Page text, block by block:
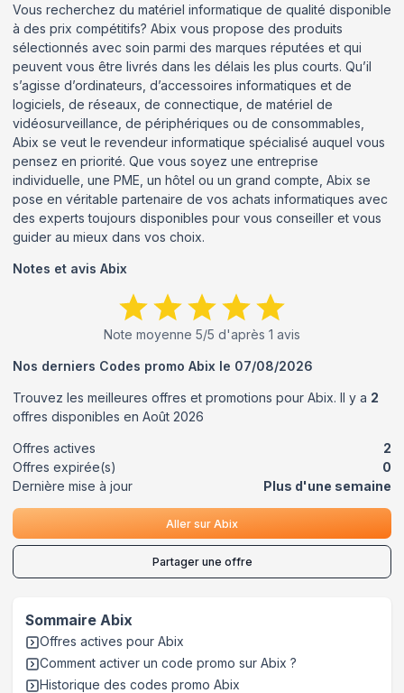
Vous recherchez du matériel informatique de qualité disponible
à des prix compétitifs? Abix vous propose des produits
sélectionnés avec soin parmi des marques réputées et qui
peuvent vous être livrés dans les délais les plus courts. Qu’il
s’agisse d’ordinateurs, d’accessoires informatiques et de
logiciels, de réseaux, de connectique, de matériel de
vidéosurveillance, de périphériques ou de consommables,
Abix se veut le revendeur informatique spécialisé auquel vous
pensez en priorité. Que vous soyez une entreprise
individuelle, une PME, un hôtel ou un grand compte, Abix se
pose en véritable partenaire de vos achats informatiques avec
des experts toujours disponibles pour vous conseiller et vous
guider au mieux dans vos choix.
Notes et avis Abix
Note moyenne 5/5 d'après 1 avis
Nos derniers Codes promo Abix le 07/08/2026
Trouvez les meilleures offres et promotions pour Abix. Il y a 2
offres disponibles en Août 2026
Offres actives
2
Offres expirée(s)
0
Dernière mise à jour
Plus d'une semaine
Aller sur Abix
Partager une offre
Sommaire Abix
Offres actives pour Abix
Comment activer un code promo sur Abix ?
Historique des codes promo Abix